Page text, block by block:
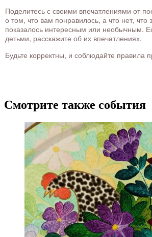
Поделитесь с своими впечатлениями от
о том, что вам понравилось, а что нет, что
показалось интересным или необычным.
детьми, расскажите об их впечатлениях.
Будьте корректны, и соблюдайте правила
Смотрите также события